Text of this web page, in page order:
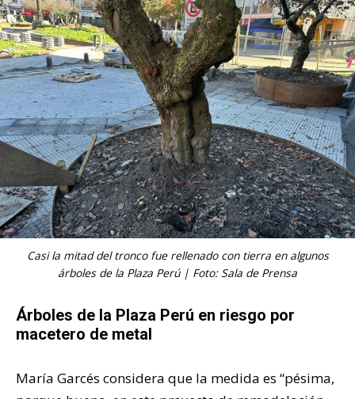
Casi la mitad del tronco fue rellenado con tierra en algunos
árboles de la Plaza Perú | Foto: Sala de Prensa
Árboles de la Plaza Perú en riesgo por
macetero de metal
María Garcés considera que la medida es “pésima,